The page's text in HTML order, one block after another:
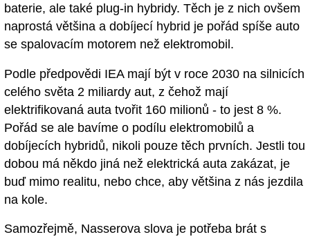
baterie, ale také plug-in hybridy. Těch je z nich ovšem
naprostá většina a dobíjecí hybrid je pořád spíše auto
se spalovacím motorem než elektromobil.
Podle předpovědi IEA mají být v roce 2030 na silnicích
celého světa 2 miliardy aut, z čehož mají
elektrifikovaná auta tvořit 160 milionů - to jest 8 %.
Pořád se ale bavíme o podílu elektromobilů a
dobíjecích hybridů, nikoli pouze těch prvních. Jestli tou
dobou má někdo jiná než elektrická auta zakázat, je
buď mimo realitu, nebo chce, aby většina z nás jezdila
na kole.
Samozřejmě, Nasserova slova je potřeba brát s